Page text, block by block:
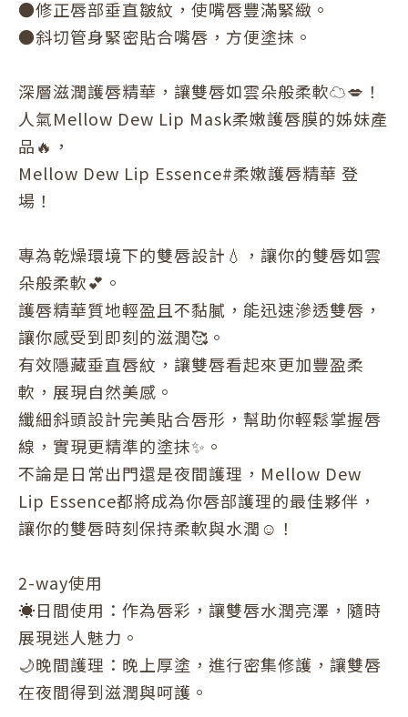
●修正唇部垂直皺紋，使嘴唇豐滿緊緻。
●斜切管身緊密貼合嘴唇，方便塗抹。
深層滋潤護唇精華，讓雙唇如雲朵般柔軟☁️💋！
人氣Mellow Dew Lip Mask柔嫩護唇膜的姊妹產
品🔥，
Mellow Dew Lip Essence#柔嫩護唇精華 登
場！
專為乾燥環境下的雙唇設計💧，讓你的雙唇如雲
朵般柔軟💕。
護唇精華質地輕盈且不黏膩，能迅速滲透雙唇，
讓你感受到即刻的滋潤🥰。
有效隱藏垂直唇紋，讓雙唇看起來更加豐盈柔
軟，展現自然美感。
纖細斜頭設計完美貼合唇形，幫助你輕鬆掌握唇
線，實現更精準的塗抹✨。
不論是日常出門還是夜間護理，Mellow Dew
Lip Essence都將成為你唇部護理的最佳夥伴，
讓你的雙唇時刻保持柔軟與水潤☺️！
2-way使用
☀️日間使用：作為唇彩，讓雙唇水潤亮澤，隨時
展現迷人魅力。
🌙晚間護理：晚上厚塗，進行密集修護，讓雙唇
在夜間得到滋潤與呵護。